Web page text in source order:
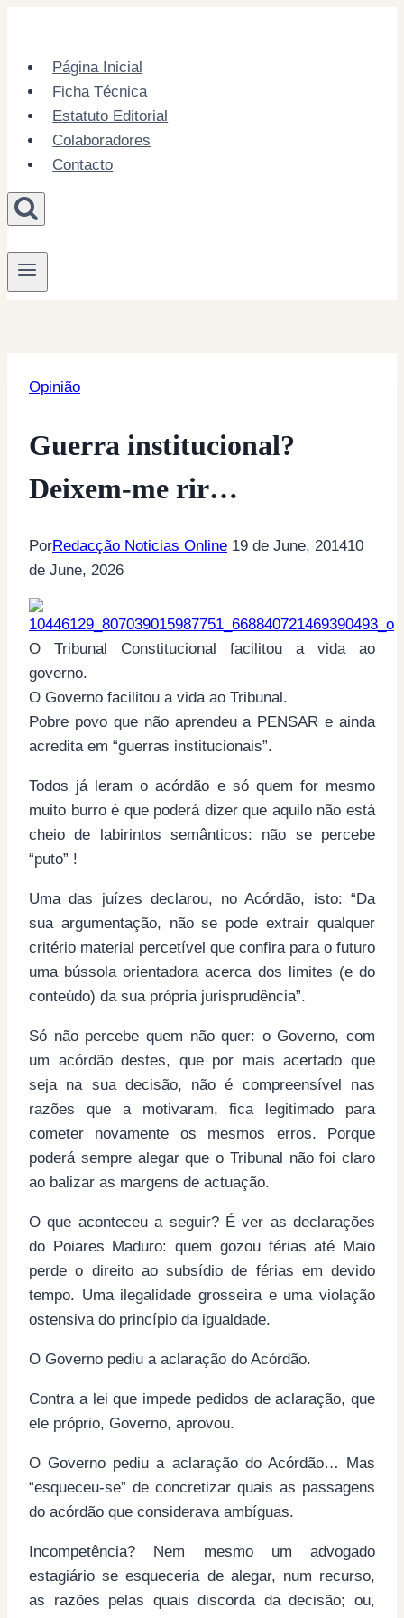
contentPágina Inicial
Ficha Técnica
Estatuto Editorial
Colaboradores
Contacto
Opinião
Guerra institucional?
Deixem-me rir…
PorRedacção Noticias Online 19 de June, 201410
de June, 2026
O Tribunal Constitucional facilitou a vida ao
governo.
O Governo facilitou a vida ao Tribunal.
Pobre povo que não aprendeu a PENSAR e ainda
acredita em “guerras institucionais”.
Todos já leram o acórdão e só quem for mesmo
muito burro é que poderá dizer que aquilo não está
cheio de labirintos semânticos: não se percebe
“puto” !
Uma das juízes declarou, no Acórdão, isto: “Da
sua argumentação, não se pode extrair qualquer
critério material percetível que confira para o futuro
uma bússola orientadora acerca dos limites (e do
conteúdo) da sua própria jurisprudência”.
Só não percebe quem não quer: o Governo, com
um acórdão destes, que por mais acertado que
seja na sua decisão, não é compreensível nas
razões que a motivaram, fica legitimado para
cometer novamente os mesmos erros. Porque
poderá sempre alegar que o Tribunal não foi claro
ao balizar as margens de actuação.
O que aconteceu a seguir? É ver as declarações
do Poiares Maduro: quem gozou férias até Maio
perde o direito ao subsídio de férias em devido
tempo. Uma ilegalidade grosseira e uma violação
ostensiva do princípio da igualdade.
O Governo pediu a aclaração do Acórdão.
Contra a lei que impede pedidos de aclaração, que
ele próprio, Governo, aprovou.
O Governo pediu a aclaração do Acórdão… Mas
“esqueceu-se” de concretizar quais as passagens
do acórdão que considerava ambíguas.
Incompetência? Nem mesmo um advogado
estagiário se esqueceria de alegar, num recurso,
as razões pelas quais discorda da decisão; ou,